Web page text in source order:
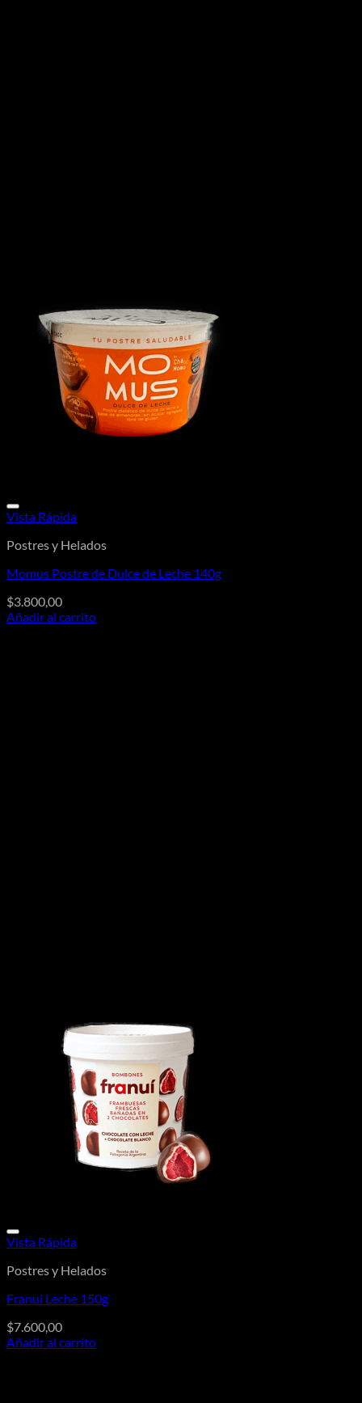
Vista Rápida
Postres y Helados
Momus Postre de Dulce de Leche 140g
$3.800,00
Añadir al carrito
Vista Rápida
Postres y Helados
Franui Leche 150g
$7.600,00
Añadir al carrito